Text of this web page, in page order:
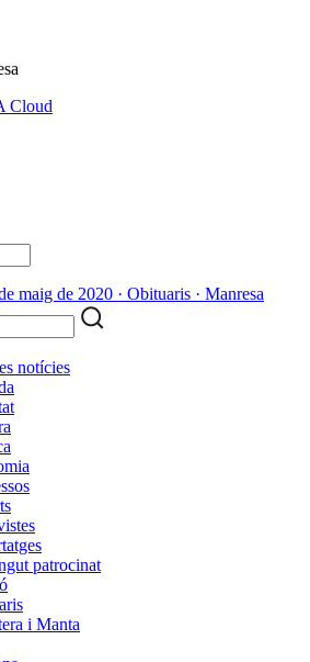
Cloud
maig de 2020 · Obituaris · Manresa
notícies
patrocinat
i Manta